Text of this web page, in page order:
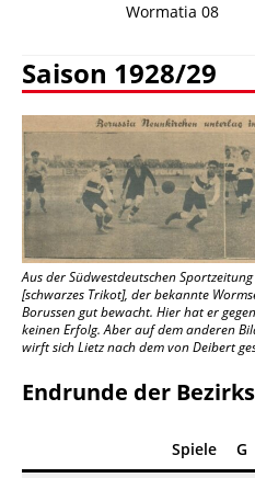
Wormatia 08
Saison 1928/29
Aus der Südwestdeutschen
[schwarzes Trikot], der bekannte
Borussen gut bewacht. Hier hat er
keinen Erfolg. Aber auf dem anderen
wirft sich Lietz nach dem von Deibert
Endrunde der
Spiele G